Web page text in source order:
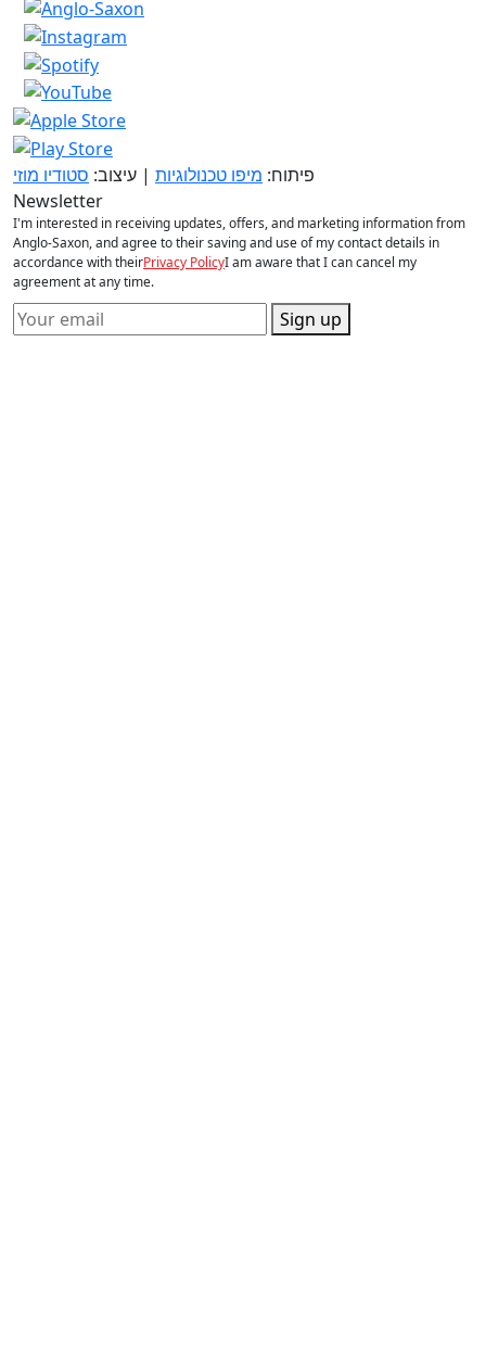
פיתוח: מיפו טכנולוגיות | עיצוב: סטודיו מוזי
Newsletter
I'm interested in receiving updates, offers, and marketing information from
Anglo-Saxon, and agree to their saving and use of my contact details in
accordance with theirPrivacy PolicyI am aware that I can cancel my
agreement at any time.
Sign up